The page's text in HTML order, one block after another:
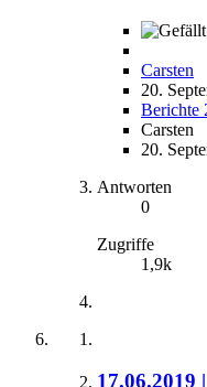
Carsten
20.
Berichte
Carsten
20.
Antworten
0
Zugriffe
1,9k
17.06.2019